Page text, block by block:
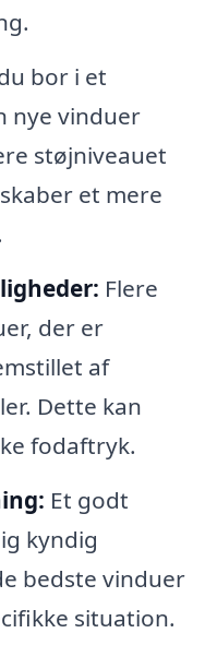
bor i et
nye vinduer
støjniveauet
et mere
Flere
der er
af
Dette kan
fodaftryk.
Et godt
kyndig
bedste vinduer
situation.